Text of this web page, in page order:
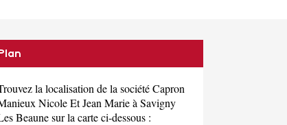
la localisation de la société Capron
Nicole Et Jean Marie à Savigny
Beaune sur la carte ci-dessous :